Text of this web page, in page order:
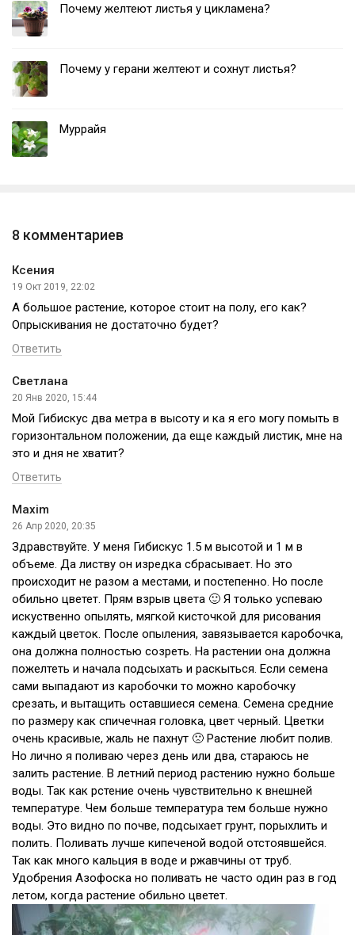
Почему желтеют листья у цикламена?
Почему у герани желтеют и сохнут листья?
Муррайя
8 комментариев
Ксения
19 Окт 2019, 22:02
А большое растение, которое стоит на полу, его как?
Опрыскивания не достаточно будет?
Ответить
Светлана
20 Янв 2020, 15:44
Мой Гибискус два метра в высоту и ка я его могу помыть в
горизонтальном положении, да еще каждый листик, мне на
это и дня не хватит?
Ответить
Maxim
26 Апр 2020, 20:35
Здравствуйте. У меня Гибискус 1.5 м высотой и 1 м в
объеме. Да листву он изредка сбрасывает. Но это
происходит не разом а местами, и постепенно. Но после
обильно цветет. Прям взрыв цвета 🙂 Я только успеваю
искуственно опылять, мягкой кисточкой для рисования
каждый цветок. После опыления, завязывается каробочка,
она должна полностью созреть. На растении она должна
пожелтеть и начала подсыхать и раскыться. Если семена
сами выпадают из каробочки то можно каробочку
срезать, и вытащить оставшиеся семена. Семена средние
по размеру как спичечная головка, цвет черный. Цветки
очень красивые, жаль не пахнут 🙁 Растение любит полив.
Но лично я поливаю через день или два, стараюсь не
залить растение. В летний период растению нужно больше
воды. Так как рстение очень чувствительно к внешней
температуре. Чем больше температура тем больше нужно
воды. Это видно по почве, подсыхает грунт, порыхлить и
полить. Поливать лучше кипеченой водой отстоявшейся.
Так как много кальция в воде и ржавчины от труб.
Удобрения Азофоска но поливать не часто один раз в год
летом, когда растение обильно цветет.